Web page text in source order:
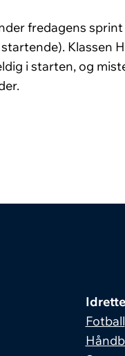
fredagens sprint
Klassen
i starten, og
Fotball